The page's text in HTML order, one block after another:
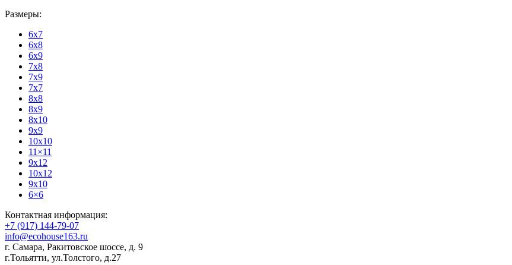
Размеры:
6x7
6x8
6x9
7x8
7x9
7x7
8x8
8x9
8x10
9x9
10x10
11×11
9x12
10x12
9x10
6×6
Контактная информация:
+7 (917) 144-79-07
info@ecohouse163.ru
г. Самара, Ракитовское шоссе, д. 9
г.Тольятти, ул.Толстого, д.27